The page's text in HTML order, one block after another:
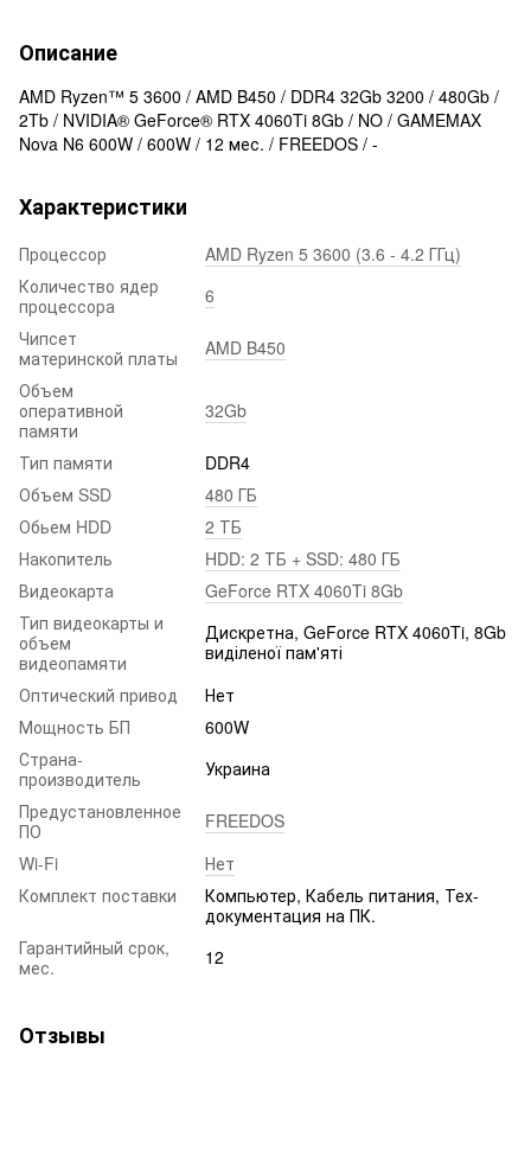
Описание
AMD Ryzen™ 5 3600 / AMD B450 / DDR4 32Gb 3200 / 480Gb /
2Tb / NVIDIA® GeForce® RTX 4060Ti 8Gb / NO / GAMEMAX
Nova N6 600W / 600W / 12 мес. / FREEDOS / -
Характеристики
Процессор
AMD Ryzen 5 3600 (3.6 - 4.2 ГГц)
Количество ядер
процессора
6
Чипсет
материнской платы
AMD B450
Объем
оперативной
памяти
32Gb
Тип памяти
DDR4
Объем SSD
480 ГБ
Обьем HDD
2 ТБ
Накопитель
HDD: 2 ТБ + SSD: 480 ГБ
Видеокарта
GeForce RTX 4060Ti 8Gb
Тип видеокарты и
объем
видеопамяти
Дискретна, GeForce RTX 4060Ti, 8Gb
виділеної пам'яті
Оптический привод
Нет
Мощность БП
600W
Страна-
производитель
Украина
Предустановленное
ПО
FREEDOS
Wi-Fi
Нет
Комплект поставки
Компьютер, Кабель питания, Тех-
документация на ПК.
Гарантийный срок,
мес.
12
Отзывы